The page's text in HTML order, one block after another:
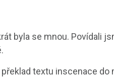
byla se mnou. Povídali
textu inscenace do